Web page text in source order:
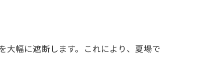
幅に遮断します。これにより、夏場で